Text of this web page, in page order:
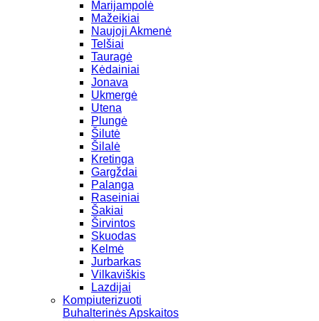
Marijampolė
Mažeikiai
Naujoji Akmenė
Telšiai
Tauragė
Kėdainiai
Jonava
Ukmergė
Utena
Plungė
Šilutė
Šilalė
Kretinga
Gargždai
Palanga
Raseiniai
Šakiai
Širvintos
Skuodas
Kelmė
Jurbarkas
Vilkaviškis
Lazdijai
Kompiuterizuoti
Buhalterinės Apskaitos